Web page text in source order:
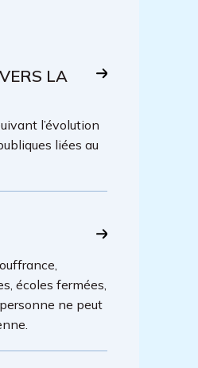
LA
l’évolution
liées au
écoles fermées,
ne peut